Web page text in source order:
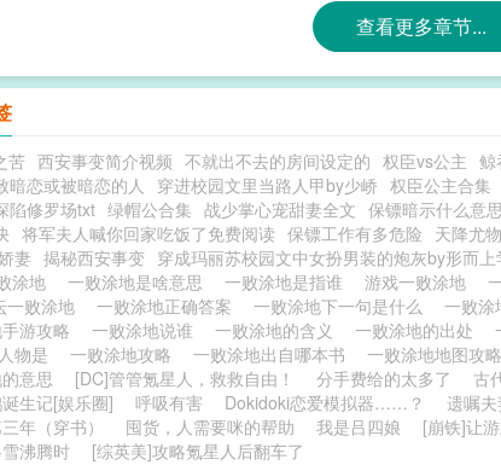
查看更多章节...
苦 西安事变简介视频 不就出不去的房间设定的 权臣vs公主 鲸
暗恋或被暗恋的人 穿进校园文里当路人甲by少峤 权臣公主合集
陷修罗场txt 绿帽公合集 战少掌心宠甜妻全文 保镖暗示什么意思
将军夫人喊你回家吃饭了免费阅读 保镖工作有多危险 天降尤
妻 揭秘西安事变 穿成玛丽苏校园文中女扮男装的炮灰by形而上
涂地 一败涂地是啥意思 一败涂地是指谁 游戏一败涂地
一败涂地 一败涂地正确答案 一败涂地下一句是什么 一败涂
游攻略 一败涂地说谁 一败涂地的含义 一败涂地的出处
物是
一败涂地攻略 一败涂地出自哪本书 一败涂地地图攻略
意思 [DC]管管氪星人，救救自由！ 分手费给的太多了 古
生记[娱乐圈] 呼吸有害 Dokidoki恋爱模拟器……？ 遗嘱夫
年（穿书） 囤货，人需要咪的帮助 我是吕四娘 [崩铁]让
沸腾时 [综英美]攻略氪星人后翻车了